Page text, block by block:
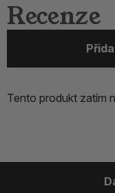
Recenze
Tento produkt zatím